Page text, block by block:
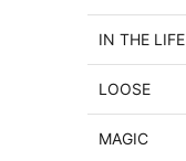
IN THE LIFE
LOOSE
MAGIC